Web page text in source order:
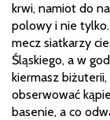
krwi, namiot do
polowy i nie
mecz siatkarzy
Śląskiego, a w
kiermasz
obserwować
basenie, a co